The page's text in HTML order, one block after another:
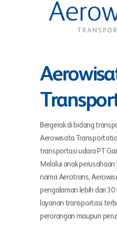
Bergerak di bidang
Aerowisata
transportasi udara PT
Melalui anak
nama Aerotrans,
pengalaman lebih dari
layanan transportasi
perorangan maupun